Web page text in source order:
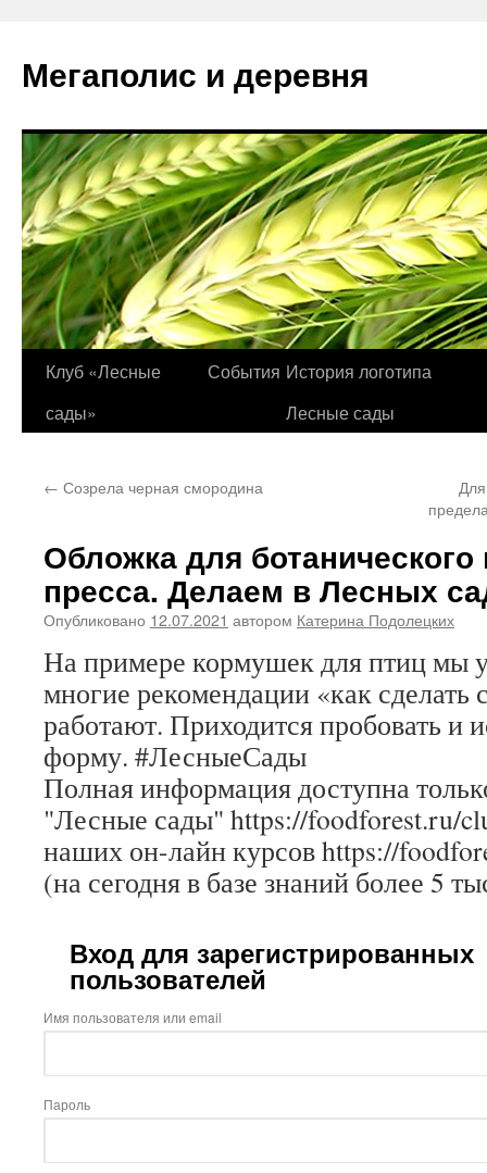
содержимому
Мегаполис и деревня
Клуб «Лесные
сады»
События История логотипа
Лесные сады
← Созрела черная смородина
Обложка для ботанического
пресса. Делаем в Лесных
Опубликовано 12.07.2021 автором Катерина Подолецких
На примере кормушек для птиц мы
многие рекомендации «как сделать
работают. Приходится пробовать и
форму. #ЛесныеСады
Полная информация доступна
"Лесные сады" https://foodforest.ru/
наших он-лайн курсов https://
(на сегодня в базе знаний более 5
Вход для зарегистрированных
пользователей
Имя пользователя или email
Пароль